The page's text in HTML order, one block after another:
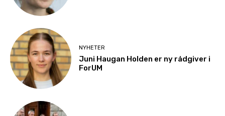
NYHETER
Juni Haugan Holden er ny rådgiver i
ForUM